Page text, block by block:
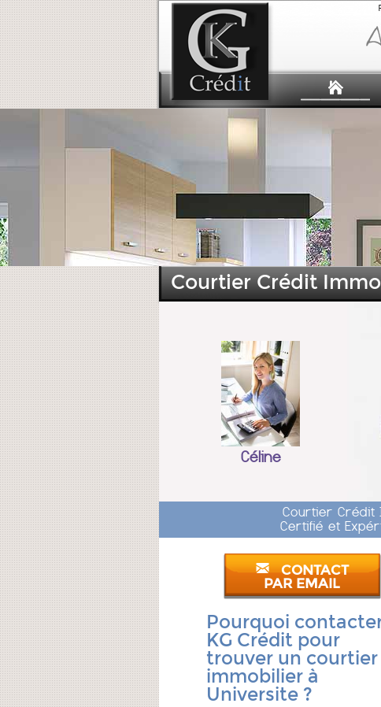
Courtier Crédit
Céline
Courtier Crédit
Certifié et
CONTACT
PAR EMAIL
Pourquoi
KG Crédit pour
trouver un courtier
immobilier à
Universite ?